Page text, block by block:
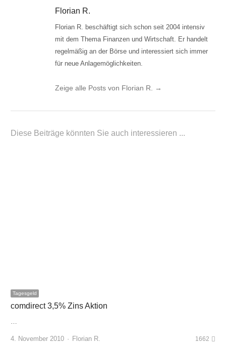
Florian R.
Florian R. beschäftigt sich schon seit 2004 intensiv
mit dem Thema Finanzen und Wirtschaft. Er handelt
regelmäßig an der Börse und interessiert sich immer
für neue Anlagemöglichkeiten.
Zeige alle Posts von Florian R. →
Diese Beiträge könnten Sie auch interessieren ...
Tagesgeld
comdirect 3,5% Zins Aktion
4. November 2010 Author
Florian R. 1662